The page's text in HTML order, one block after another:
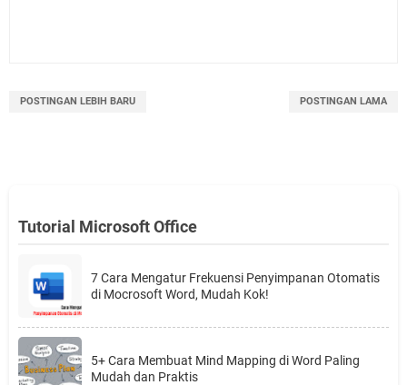
POSTINGAN LEBIH BARU POSTINGAN LAMA
Tutorial Microsoft Office
7 Cara Mengatur Frekuensi Penyimpanan Otomatis
di Mocrosoft Word, Mudah Kok!
5+ Cara Membuat Mind Mapping di Word Paling
Mudah dan Praktis